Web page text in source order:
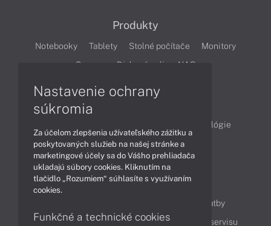
Produkty
Notebooky Tablety Stolné počítače
Monitory
Servery
Diskové polia a NAS
Technológie
Videá
Obsah
Možnosti doručenia a platby
Podpora a servis
Servisné služby Cenník servisu
Nastavenie ochrany
súkromia
Za účelom zlepšenia užívateľského zážitku a
poskytovaných služieb na našej stránke a
marketingové účely sa do Vášho prehliadača
ukladajú súbory cookies. Kliknutím na
tlačidlo „Rozumiem“ súhlasíte s využívaním
cookies.
Funkčné a technické cookies